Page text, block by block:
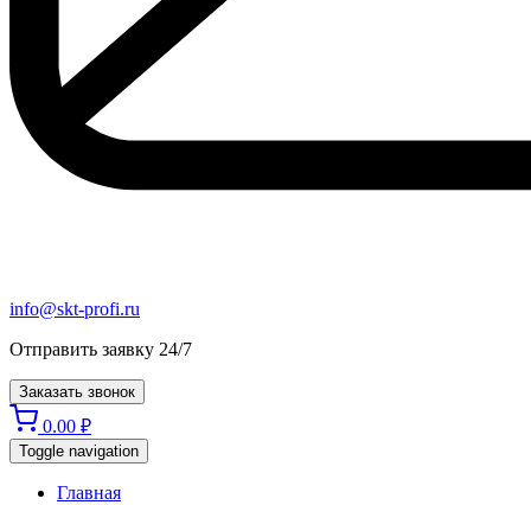
info@skt-profi.ru
Отправить заявку 24/7
Заказать звонок
0.00 ₽
Toggle navigation
Главная